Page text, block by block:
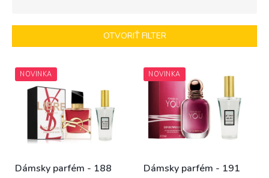
i
p
r
o
OTVORIŤ FILTER
V
ý
d
NOVINKA
Dámsky parfém - 188
NOVINKA
Dámsky parfém - 191